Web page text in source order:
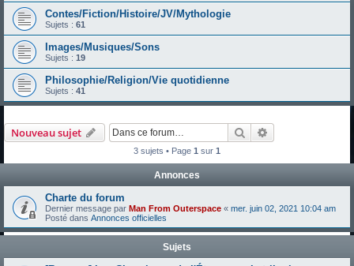
Contes/Fiction/Histoire/JV/Mythologie
Sujets : 61
Images/Musiques/Sons
Sujets : 19
Philosophie/Religion/Vie quotidienne
Sujets : 41
Nouveau sujet Rechercher
3 sujets • Page 1 sur 1
Annonces
Charte du forum
Dernier message par Man From Outerspace « mer. juin 02, 2021 10:04 am
Posté dans Annonces officielles
Sujets